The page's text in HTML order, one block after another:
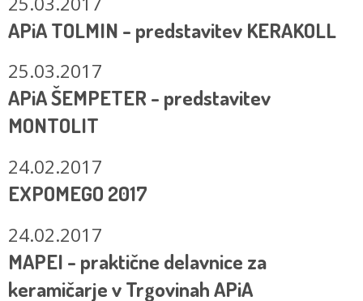
APiA TOLMIN - predstavitev KERAKOLL
25.03.2017
APiA ŠEMPETER - predstavitev
MONTOLIT
24.02.2017
EXPOMEGO 2017
24.02.2017
MAPEI - praktične delavnice za
keramičarje v Trgovinah APiA